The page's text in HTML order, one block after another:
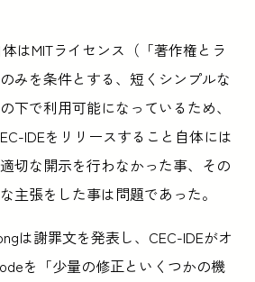
はMITライセンス（「著作権とラ
みを条件とする、短くシンプルな
下で利用可能になっているため、
IDEをリリースすること自体には
切な開示を行わなかった事、その
主張をした事は問題であった。
は謝罪文を発表し、CEC-IDEがオ
を「少量の修正といくつかの機